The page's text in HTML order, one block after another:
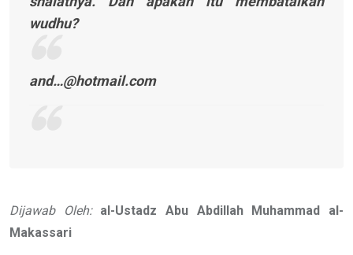
wudhu?
and…@hotmail.com
Dijawab Oleh: al-Ustadz Abu Abdillah Muhammad al-
Makassari